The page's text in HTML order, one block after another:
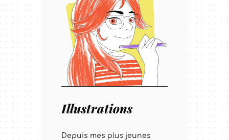
Illustrations
Depuis mes plus jeunes